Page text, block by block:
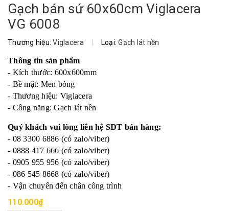
Gạch bán sứ 60x60cm Viglacera
VG 6008
Thương hiệu:Viglacera | Loại:Gạch lát nền
Thông tin sản phẩm
- Kích thước: 600x600mm
- Bề mặt: Men bóng
- Thương hiệu: Viglacera
- Công năng: Gạch lát nền
Quý khách vui lòng liên hệ SĐT bán hàng:
- 08 3300 6886 (có zalo/viber)
- 0888 417 666 (có zalo/viber)
- 0905 955 956 (có zalo/viber)
- 086 545 8668 (có zalo/viber)
- Vận chuyển đến chân công trình
110.000₫